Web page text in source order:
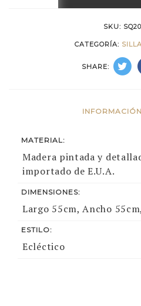
SKU:
CATEGORÍA:
SHARE:
MATERIAL:
Madera pintada y
importado de E.U.A.
DIMENSIONES:
Largo 55cm, Ancho
ESTILO:
Ecléctico